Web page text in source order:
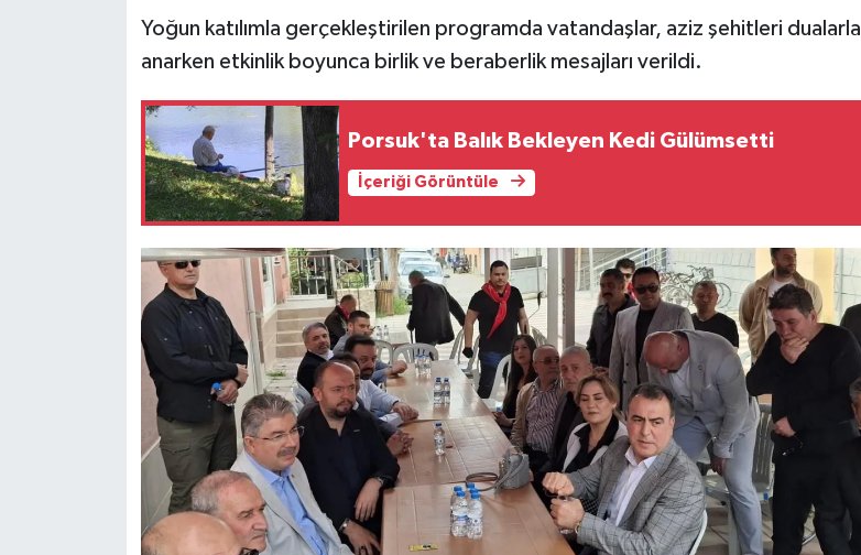
Yoğun katılımla gerçekleştirilen programda vatandaşlar, aziz şehitleri dualarla
anarken etkinlik boyunca birlik ve beraberlik mesajları verildi.
Porsuk'ta Balık Bekleyen Kedi Gülümsetti
İçeriği Görüntüle